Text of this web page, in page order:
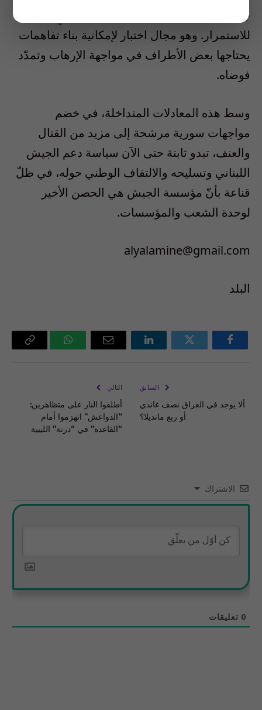
جنوب لبنان. وهذا الاتفاق صامد منذ أشهرٍ، ومرشّح
للاستمرار. وهو مجال اختبار لإمكانية بناء تفاهمات
يحتاجها بعض الأطراف في مواجهة الإرهاب وتمدّد
فوضاه.
وسط هذه المعادلات المتداخلة، في خضم
مواجهات سورية مرشحة إلى مزيد من القتال
والعنف، تبدو ثابتة حتى الآن سياسة دعم الجيش
اللبناني وتسليحه والالتفاف الوطني حوله، في ظلّ
قناعة بأنّ مؤسسة الجيش هي الحصن الأخير
لوحدة الشعب والمؤسسات.
alyalamine@gmail.com
البلد
فيسبوك تويتر لينكدإن
البريد
واتساب Copy
السابق
ألا يوجد في العراق نصف غاندي
أو ربع مانديلا؟
التالي
أطلقوا النار على متظاهرين:
“الدواعش” انهزموا أمام
“القاعدة” في “درنة” الليبية
الاشتراك
0 تعليقات